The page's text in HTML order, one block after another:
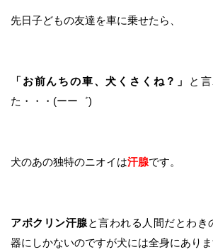
先日子どもの友達を車に乗せたら、
「お前んちの車、犬くさくね？」
と
た・・・(ーー゛)
犬のあの独特のニオイは汗腺です。
アポクリン汗腺と言われる人間だとわき
器にしかないのですが犬には全身にありま